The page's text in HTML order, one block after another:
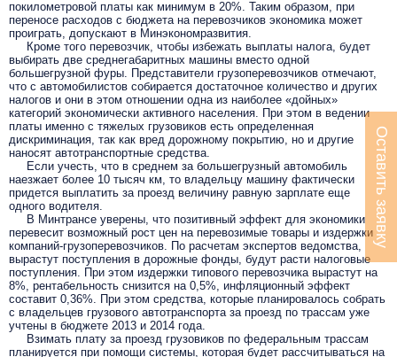
покилометровой платы как минимум в 20%. Таким образом, при
переносе расходов с бюджета на перевозчиков экономика может
проиграть, допускают в Минэкономразвития.
Кроме того перевозчик, чтобы избежать выплаты налога, будет
выбирать две среднегабаритных машины вместо одной
большегрузной фуры. Представители грузоперевозчиков отмечают,
что с автомобилистов собирается достаточное количество и других
налогов и они в этом отношении одна из наиболее «дойных»
категорий экономически активного населения. При этом в ведении
платы именно с тяжелых грузовиков есть определенная
дискриминация, так как вред дорожному покрытию, но и другие
наносят автотранспортные средства.
Если учесть, что в среднем за большегрузный автомобиль
наезжает более 10 тысяч км, то владельцу машину фактически
придется выплатить за проезд величину равную зарплате еще
одного водителя.
В Минтрансе уверены, что позитивный эффект для экономики
перевесит возможный рост цен на перевозимые товары и издержки
компаний-грузоперевозчиков. По расчетам экспертов ведомства,
вырастут поступления в дорожные фонды, будут расти налоговые
поступления. При этом издержки типового перевозчика вырастут на
8%, рентабельность снизится на 0,5%, инфляционный эффект
составит 0,36%. При этом средства, которые планировалось собрать
с владельцев грузового автотранспорта за проезд по трассам уже
учтены в бюджете 2013 и 2014 года.
Взимать плату за проезд грузовиков по федеральным трассам
планируется при помощи системы, которая будет рассчитываться на
Оставить заявку